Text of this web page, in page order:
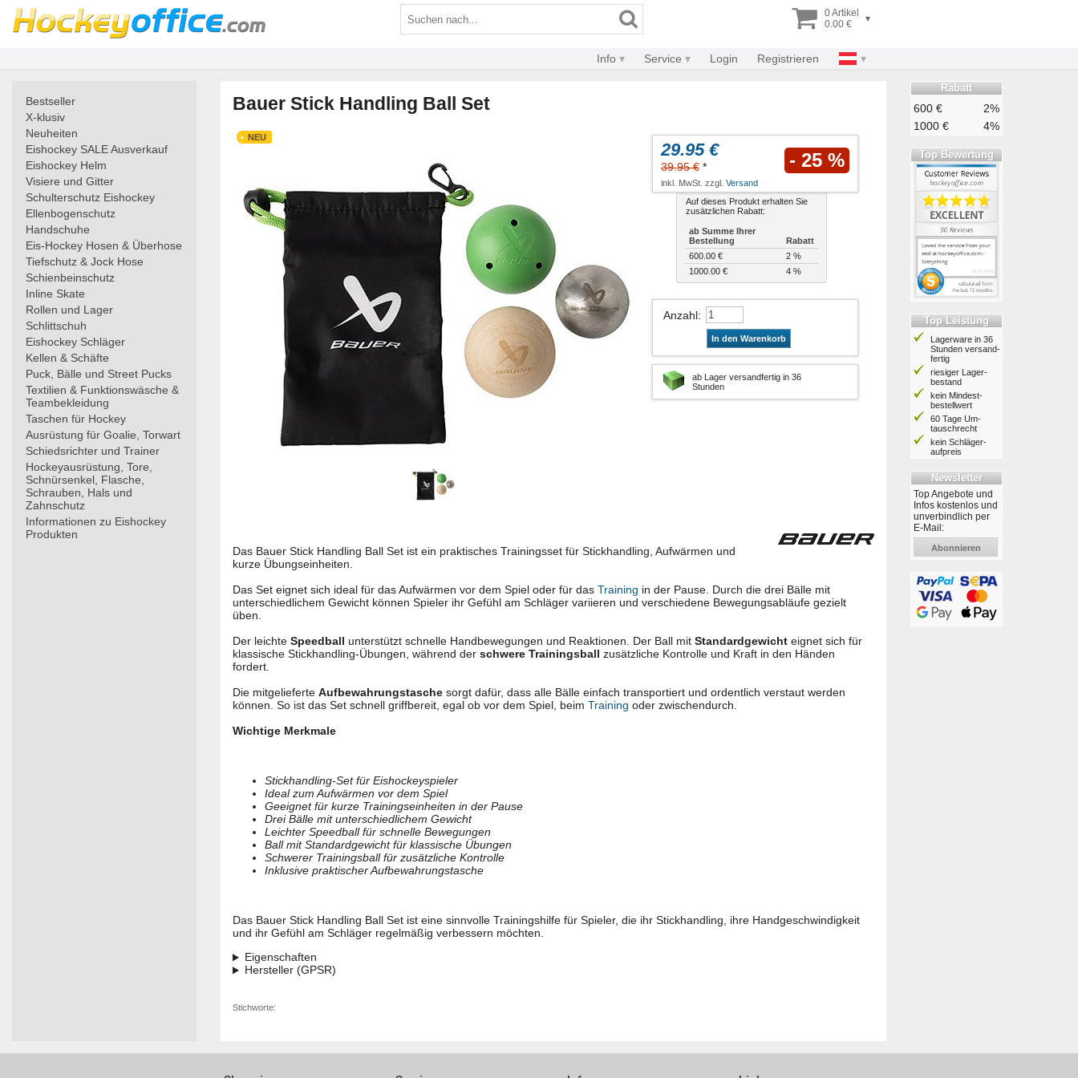
0 Artikel
0.00 €
▾
Info Service Login Registrieren
Bestseller
X-klusiv
Neuheiten
Eishockey SALE Ausverkauf
Eishockey Helm
Visiere und Gitter
Schulterschutz Eishockey
Ellenbogenschutz
Handschuhe
Eis-Hockey Hosen & Überhose
Tiefschutz & Jock Hose
Schienbeinschutz
Inline Skate
Rollen und Lager
Schlittschuh
Eishockey Schläger
Kellen & Schäfte
Puck, Bälle und Street Pucks
Textilien & Funktionswäsche &
Teambekleidung
Taschen für Hockey
Ausrüstung für Goalie, Torwart
Schiedsrichter und Trainer
Hockeyausrüstung, Tore,
Schnürsenkel, Flasche,
Schrauben, Hals und
Zahnschutz
Informationen zu Eishockey
Produkten
Bauer Stick Handling Ball Set
NEU
29.95 €
39.95 € * - 25 %
inkl. MwSt. zzgl. Versand
Auf dieses Produkt erhalten Sie
zusätzlichen Rabatt:
ab Summe Ihrer
Bestellung
Rabatt
600.00 €
2 %
1000.00 €
4 %
Anzahl:
In den Warenkorb
ab Lager versandfertig in 36
Stunden
Das Bauer Stick Handling Ball Set ist ein praktisches Trainingsset für Stickhandling, Aufwärmen und
kurze Übungseinheiten.
Das Set eignet sich ideal für das Aufwärmen vor dem Spiel oder für das Training in der Pause. Durch die drei Bälle mit
unterschiedlichem Gewicht können Spieler ihr Gefühl am Schläger variieren und verschiedene Bewegungsabläufe gezielt
üben.
Der leichte Speedball unterstützt schnelle Handbewegungen und Reaktionen. Der Ball mit Standardgewicht eignet sich für
klassische Stickhandling-Übungen, während der schwere Trainingsball zusätzliche Kontrolle und Kraft in den Händen
fordert.
Die mitgelieferte Aufbewahrungstasche sorgt dafür, dass alle Bälle einfach transportiert und ordentlich verstaut werden
können. So ist das Set schnell griffbereit, egal ob vor dem Spiel, beim Training oder zwischendurch.
Wichtige Merkmale
Stickhandling-Set für Eishockeyspieler
Ideal zum Aufwärmen vor dem Spiel
Geeignet für kurze Trainingseinheiten in der Pause
Drei Bälle mit unterschiedlichem Gewicht
Leichter Speedball für schnelle Bewegungen
Ball mit Standardgewicht für klassische Übungen
Schwerer Trainingsball für zusätzliche Kontrolle
Inklusive praktischer Aufbewahrungstasche
Das Bauer Stick Handling Ball Set ist eine sinnvolle Trainingshilfe für Spieler, die ihr Stickhandling, ihre Handgeschwindigkeit
und ihr Gefühl am Schläger regelmäßig verbessern möchten.
Eigenschaften
Hersteller (GPSR)
Stichworte:
Rabatt
600 €
2%
1000 €
4%
Top Bewertung
Top Leistung
Lagerware in 36
Stunden ver­sand­
fertig
riesiger Lager­
bestand
kein Mindest­
bestell­wert
60 Tage Um­
tausch­recht
kein Schläger­
aufpreis
Newsletter
Top Angebote und
Infos kostenlos und
unverbindlich per
E-Mail:
Abonnieren